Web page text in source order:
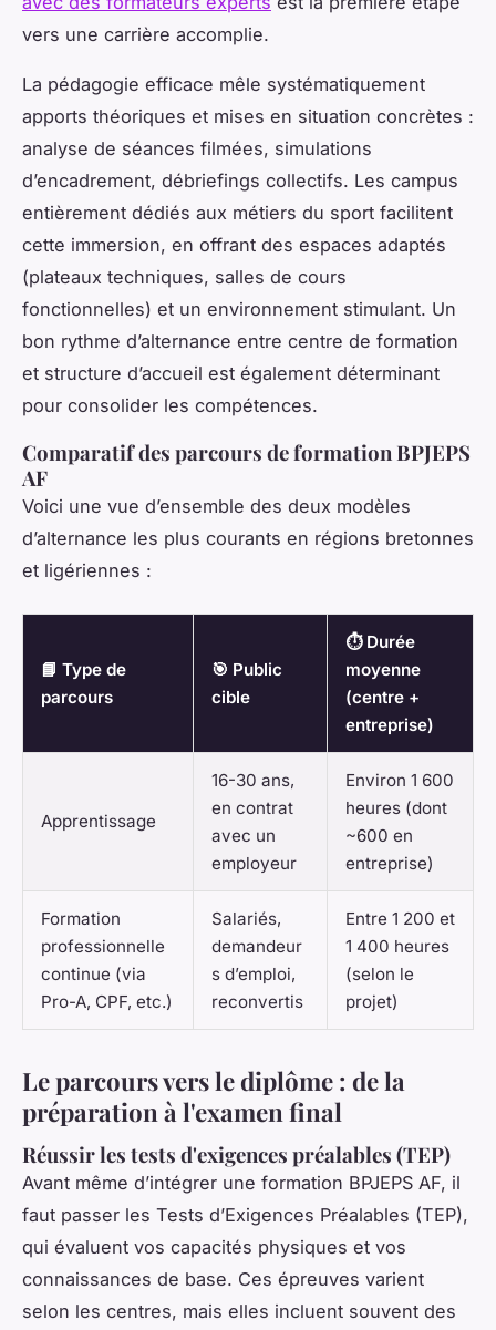
vers une carrière accomplie.
La pédagogie efficace mêle systématiquement
apports théoriques et mises en situation concrètes :
analyse de séances filmées, simulations
d’encadrement, débriefings collectifs. Les campus
entièrement dédiés aux métiers du sport facilitent
cette immersion, en offrant des espaces adaptés
(plateaux techniques, salles de cours
fonctionnelles) et un environnement stimulant. Un
bon rythme d’alternance entre centre de formation
et structure d’accueil est également déterminant
pour consolider les compétences.
Comparatif des parcours de formation BPJEPS
AF
Voici une vue d’ensemble des deux modèles
d’alternance les plus courants en régions bretonnes
et ligériennes :
📘 Type de
parcours
🎯 Public
cible
⏱️ Durée
moyenne
(centre +
entreprise)
Apprentissage
16-30 ans,
en contrat
avec un
employeur
Environ 1 600
heures (dont
~600 en
entreprise)
Formation
professionnelle
continue (via
Pro-A, CPF, etc.)
Salariés,
demandeur
s d’emploi,
reconvertis
Entre 1 200 et
1 400 heures
(selon le
projet)
Le parcours vers le diplôme : de la
préparation à l'examen final
Réussir les tests d'exigences préalables (TEP)
Avant même d’intégrer une formation BPJEPS AF, il
faut passer les Tests d’Exigences Préalables (TEP),
qui évaluent vos capacités physiques et vos
connaissances de base. Ces épreuves varient
selon les centres, mais elles incluent souvent des